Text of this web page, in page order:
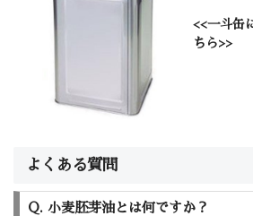
<<一斗缶
ちら>>
よくある質問
Q. 小麦胚芽油とは何ですか？